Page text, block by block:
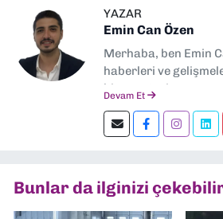
YAZAR
Emin Can Özen
Merhaba, ben Emin
haberleri ve
bir gazeteci ve
en çok ilgi duyduğum
Dokuzeylul.com’da
İzmir’den teknoloji
yorumlarımı
Devam Et
Bunlar da ilginizi